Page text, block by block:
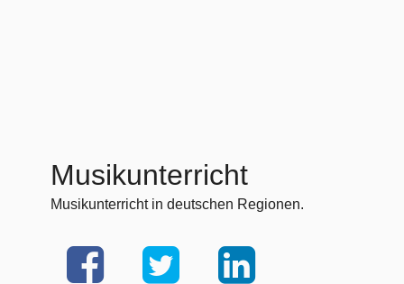
Musikunterricht
Musikunterricht in deutschen Regionen.